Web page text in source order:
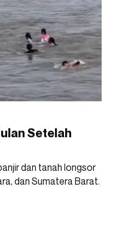
Setelah
dan tanah longsor
dan Sumatera Barat.